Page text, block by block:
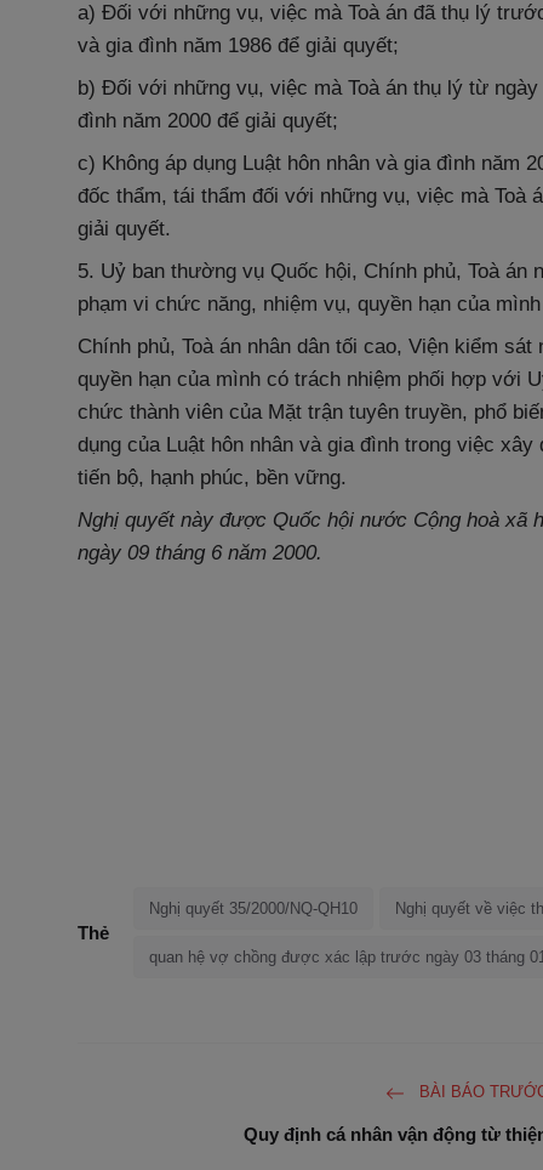
a) Đối với những vụ, việc mà Toà án đã thụ lý
và gia đình năm 1986 để giải quyết;
b) Đối với những vụ, việc mà Toà án thụ lý từ
đình năm 2000 để giải quyết;
c) Không áp dụng Luật hôn nhân và gia đình năm
đốc thẩm, tái thẩm đối với những vụ, việc mà Toà
giải quyết.
5. Uỷ ban thường vụ Quốc hội, Chính phủ, Toà án
phạm vi chức năng, nhiệm vụ, quyền hạn của
Chính phủ, Toà án nhân dân tối cao, Viện kiểm
quyền hạn của mình có trách nhiệm phối hợp với
chức thành viên của Mặt trận tuyên truyền, phổ
dụng của Luật hôn nhân và gia đình trong việc
tiến bộ, hạnh phúc, bền vững.
Nghị quyết này được Quốc hội nước Cộng hoà xã
ngày 09 tháng 6 năm 2000.
Thẻ
Nghị quyết 35/2000/NQ-QH10 Nghị quyết về việc
quan hệ vợ chồng được xác lập trước ngày 03 tháng
BÀI BÁO
Quy định cá nhân vận động từ